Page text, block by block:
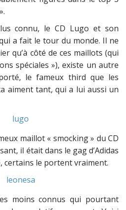
connu, le CD Lugo et son
a fait le tour du monde. Il ne
qu’à côté de ces maillots (qui
spéciales »), existe un autre
le fameux third que les
aiment tant, qui a lui aussi un
maillot « smocking » du CD
il était dans le gag d’Adidas
certains le portent vraiment.
moins connus qui pourtant